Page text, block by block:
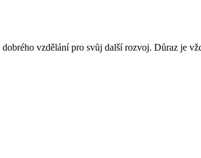
vzdělání pro svůj další rozvoj. Důraz je